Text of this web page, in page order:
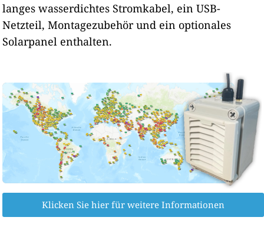
langes wasserdichtes Stromkabel, ein USB-
Netzteil, Montagezubehör und ein optionales
Solarpanel enthalten.
Klicken Sie hier für weitere Informationen